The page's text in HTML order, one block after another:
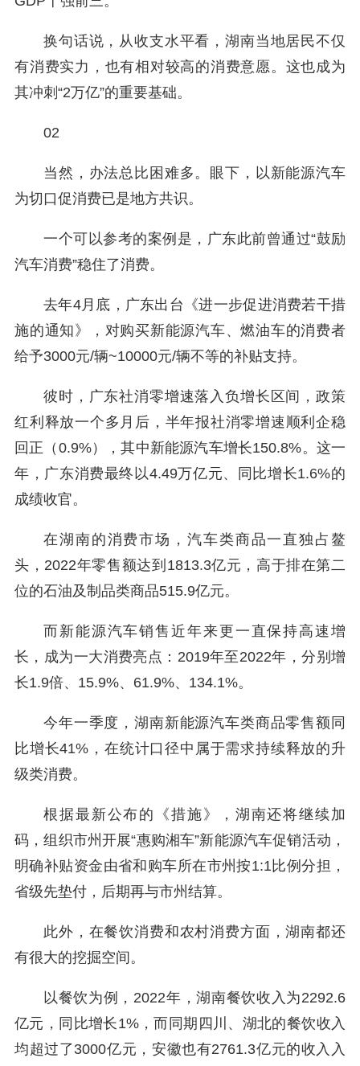
换句话说，从收支水平看，湖南当地居民不仅
有消费实力，也有相对较高的消费意愿。这也成为
其冲刺“2万亿”的重要基础。
02
当然，办法总比困难多。眼下，以新能源汽车
为切口促消费已是地方共识。
一个可以参考的案例是，广东此前曾通过“鼓励
汽车消费”稳住了消费。
去年4月底，广东出台《进一步促进消费若干措
施的通知》，对购买新能源汽车、燃油车的消费者
给予3000元/辆~10000元/辆不等的补贴支持。
彼时，广东社消零增速落入负增长区间，政策
红利释放一个多月后，半年报社消零增速顺利企稳
回正（0.9%），其中新能源汽车增长150.8%。这一
年，广东消费最终以4.49万亿元、同比增长1.6%的
成绩收官。
在湖南的消费市场，汽车类商品一直独占鳌
头，2022年零售额达到1813.3亿元，高于排在第二
位的石油及制品类商品515.9亿元。
而新能源汽车销售近年来更一直保持高速增
长，成为一大消费亮点：2019年至2022年，分别增
长1.9倍、15.9%、61.9%、134.1%。
今年一季度，湖南新能源汽车类商品零售额同
比增长41%，在统计口径中属于需求持续释放的升
级类消费。
根据最新公布的《措施》，湖南还将继续加
码，组织市州开展“惠购湘车”新能源汽车促销活动，
明确补贴资金由省和购车所在市州按1:1比例分担，
省级先垫付，后期再与市州结算。
此外，在餐饮消费和农村消费方面，湖南都还
有很大的挖掘空间。
以餐饮为例，2022年，湖南餐饮收入为2292.6
亿元，同比增长1%，而同期四川、湖北的餐饮收入
均超过了3000亿元，安徽也有2761.3亿元的收入入